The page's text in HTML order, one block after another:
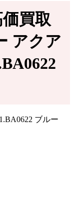
買取
アクア